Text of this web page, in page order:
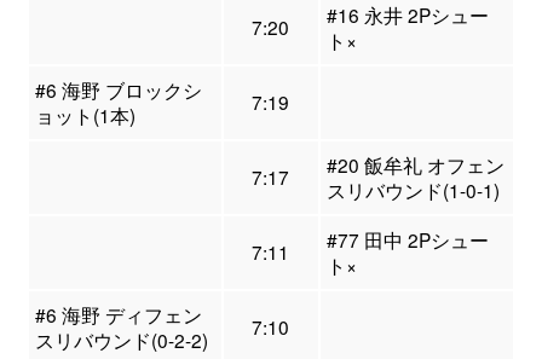
7:20
#16 永井 2Pシュー
ト×
#6 海野 ブロックシ
ョット(1本)
7:19
7:17
#20 飯牟礼 オフェン
スリバウンド(1-0-1)
7:11
#77 田中 2Pシュー
ト×
#6 海野 ディフェン
スリバウンド(0-2-2)
7:10